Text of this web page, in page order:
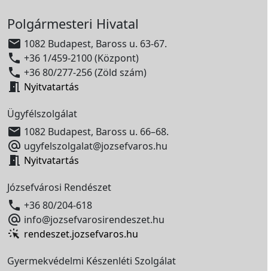
Polgármesteri Hivatal
 1082 Budapest, Baross u. 63-67.
 +36 1/459-2100 (Központ)
 +36 80/277-256 (Zöld szám)
 Nyitvatartás
Ügyfélszolgálat
 1082 Budapest, Baross u. 66–68.
 ugyfelszolgalat@jozsefvaros.hu
 Nyitvatartás
Józsefvárosi Rendészet
 +36 80/204-618
 info@jozsefvarosirendeszet.hu
rendeszet.jozsefvaros.hu
Gyermekvédelmi Készenléti Szolgálat